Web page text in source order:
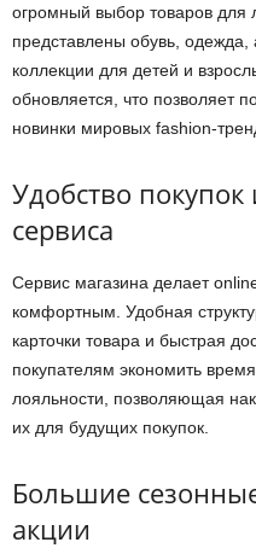
огромный выбор товаров для
представлены обувь,
коллекции для детей и
обновляется, что позволяет
новинки мировых fashion-
Удобство
сервиса
Сервис магазина делает
комфортным. Удобная
карточки товара и быстрая
покупателям экономить
лояльности, позволяющая
их для будущих покупок.
Большие
акции